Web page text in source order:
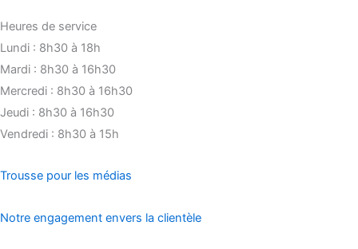
Heures de service
Lundi : 8h30 à 18h
Mardi : 8h30 à 16h30
Mercredi : 8h30 à 16h30
Jeudi : 8h30 à 16h30
Vendredi : 8h30 à 15h
Trousse pour les médias
Notre engagement envers la clientèle